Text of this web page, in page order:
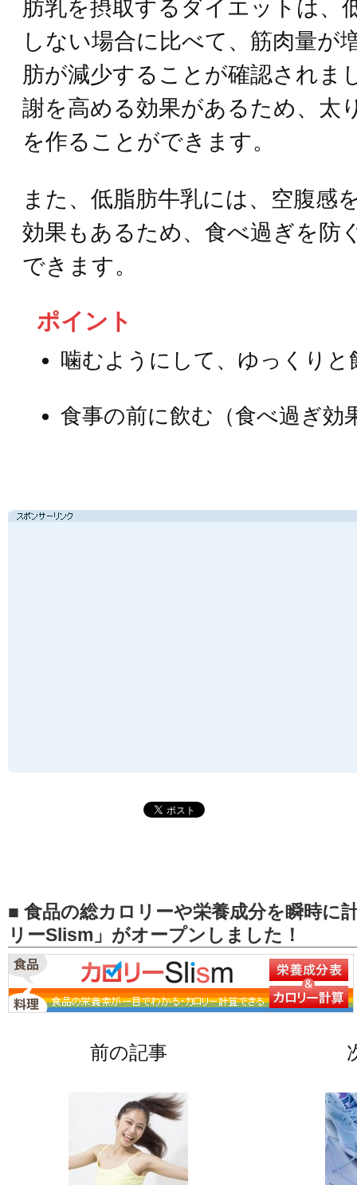
肪乳を摂取するダイエットは、
しない場合に比べて、筋肉量が
肪が減少することが確認されま
謝を高める効果があるため、太
を作ることができます。
また、低脂肪牛乳には、空腹感
効果もあるため、食べ過ぎを防
できます。
ポイント
噛むようにして、ゆっくりと
食事の前に飲む（食べ過ぎ効
■ 食品の総カロリーや栄養成分を瞬時に
リーSlism」がオープンしました！
前の記事